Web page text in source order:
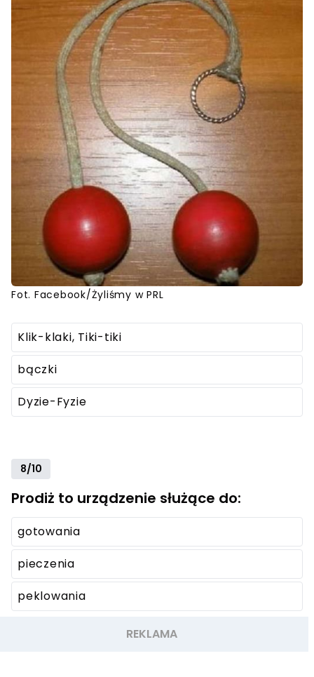
Fot. Facebook/Żyliśmy w PRL
Klik-klaki, Tiki-tiki
bączki
Dyzie-Fyzie
8/10
Prodiż to urządzenie służące do:
gotowania
pieczenia
peklowania